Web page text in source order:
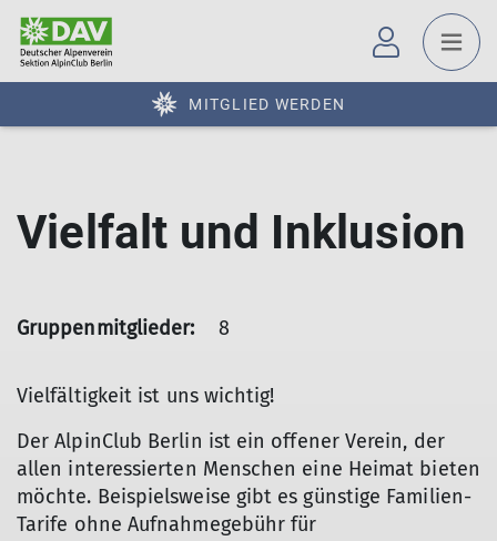
MITGLIED WERDEN
Vielfalt und Inklusion
Gruppenmitglieder: 8
Vielfältigkeit ist uns wichtig!
Der AlpinClub Berlin ist ein offener Verein, der
allen interessierten Menschen eine Heimat bieten
möchte. Beispielsweise gibt es günstige Familien-
Tarife ohne Aufnahmegebühr für